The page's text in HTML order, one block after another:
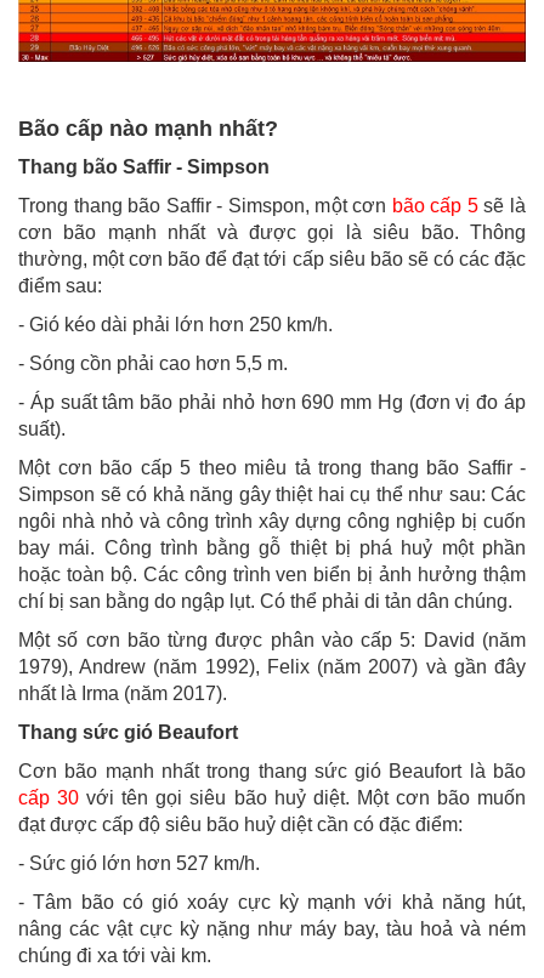
Bão cấp nào mạnh nhất?
Thang bão Saffir - Simpson
Trong thang bão Saffir - Simspon, một cơn bão cấp 5sẽ là
cơn bão mạnh nhất và được gọi là siêu bão. Thông
thường, một cơn bão để đạt tới cấp siêu bão sẽ có các đặc
điểm sau:
- Gió kéo dài phải lớn hơn 250 km/h.
- Sóng cồn phải cao hơn 5,5 m.
- Áp suất tâm bão phải nhỏ hơn 690 mm Hg (đơn vị đo áp
suất).
Một cơn bão cấp 5 theo miêu tả trong thang bão Saffir -
Simpson sẽ có khả năng gây thiệt hai cụ thể như sau: Các
ngôi nhà nhỏ và công trình xây dựng công nghiệp bị cuốn
bay mái. Công trình bằng gỗ thiệt bị phá huỷ một phần
hoặc toàn bộ. Các công trình ven biển bị ảnh hưởng thậm
chí bị san bằng do ngập lụt. Có thể phải di tản dân chúng.
Một số cơn bão từng được phân vào cấp 5: David (năm
1979), Andrew (năm 1992), Felix (năm 2007) và gần đây
nhất là Irma (năm 2017).
Thang sức gió Beaufort
Cơn bão mạnh nhất trong thang sức gió Beaufort là bão
cấp 30 với tên gọi siêu bão huỷ diệt. Một cơn bão muốn
đạt được cấp độ siêu bão huỷ diệt cần có đặc điểm:
- Sức gió lớn hơn 527 km/h.
- Tâm bão có gió xoáy cực kỳ mạnh với khả năng hút,
nâng các vật cực kỳ nặng như máy bay, tàu hoả và ném
chúng đi xa tới vài km.